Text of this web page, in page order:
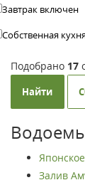
Завтрак включен
Собственная
Подобрано 17
Найти
Залив